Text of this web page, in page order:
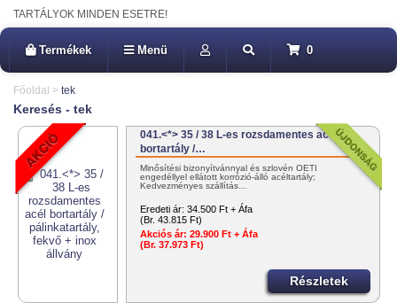
TARTÁLYOK MINDEN ESETRE!
Termékek Menü 0
Főoldal > tek
Keresés - tek
041.<*> 35 / 38 L-es rozsdamentes acél
bortartály /…
Minősítési bizonyítvánnyal és szlovén OÉTI
engedéllyel ellátott korrózió-álló acéltartály;
Kedvezményes szállítás…
Eredeti ár: 34.500 Ft + Áfa
(Br. 43.815 Ft)
Akciós ár: 29.900 Ft + Áfa
(Br. 37.973 Ft)
Részletek